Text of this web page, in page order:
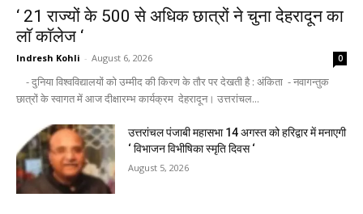
‘ 21 राज्यों के 500 से अधिक छात्रों ने चुना देहरादून का
लाॅ काॅलेज ‘
Indresh Kohli - August 6, 2026 0
- दुनिया विश्वविद्यालयों को उम्मीद की किरण के तौर पर देखती है : अंकिता - नवागन्तुक
छात्रों के स्वागत में आज दीक्षारम्भ कार्यक्रम देहरादून। उत्तरांचल...
उत्तरांचल पंजाबी महासभा 14 अगस्त को हरिद्वार में मनाएगी
‘ विभाजन विभीषिका स्मृति दिवस ‘
August 5, 2026